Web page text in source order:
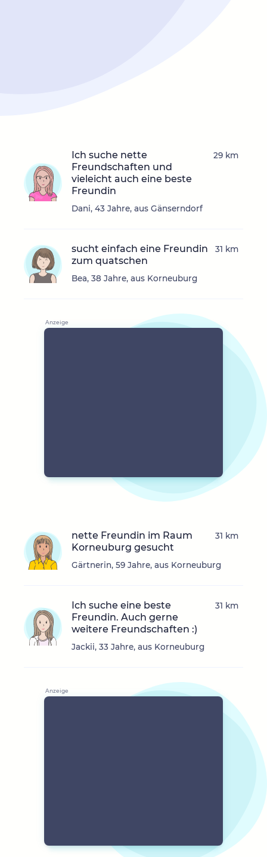
Ich suche nette
Freundschaften und
vieleicht auch eine beste
Freundin
Dani, 43 Jahre, aus Gänserndorf
29 km
sucht einfach eine Freundin
zum quatschen
Bea, 38 Jahre, aus Korneuburg
31 km
nette Freundin im Raum
Korneuburg gesucht
Gärtnerin, 59 Jahre, aus Korneuburg
31 km
Ich suche eine beste
Freundin. Auch gerne
weitere Freundschaften :)
Jackii, 33 Jahre, aus Korneuburg
31 km